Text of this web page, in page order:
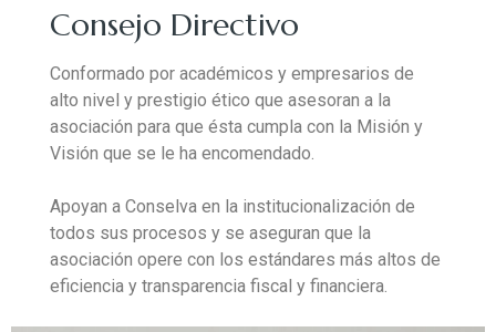
Consejo Directivo
Conformado por académicos y empresarios de
alto nivel y prestigio ético que asesoran a la
asociación para que ésta cumpla con la Misión y
Visión que se le ha encomendado. ‍
Apoyan a Conselva en la institucionalización de
todos sus procesos y se aseguran que la
asociación opere con los estándares más altos de
eficiencia y transparencia fiscal y financiera.